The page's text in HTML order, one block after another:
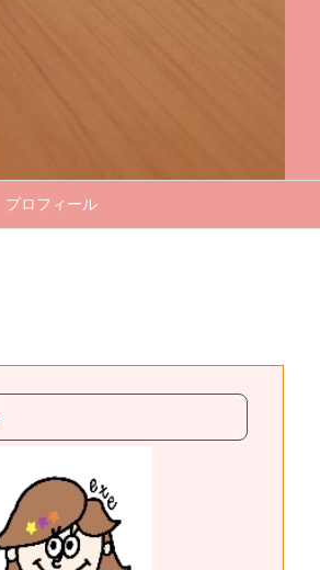
プロフィール